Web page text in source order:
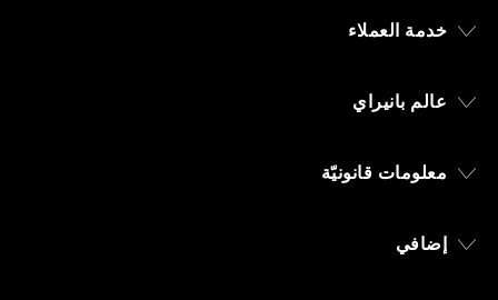
خدمة العملاء
عالم بانيراي
معلومات قانونيّة
إضافي